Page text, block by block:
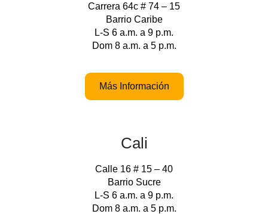
Carrera 64c # 74 – 15
Barrio Caribe
L-S 6 a.m. a 9 p.m.
Dom 8 a.m. a 5 p.m.
Más Información
Cali
Calle 16 # 15 – 40
Barrio Sucre
L-S 6 a.m. a 9 p.m.
Dom 8 a.m. a 5 p.m.